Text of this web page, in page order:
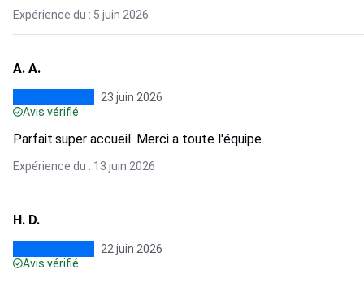
Expérience du : 5 juin 2026
A. A.
23 juin 2026
Avis vérifié
Parfait.super accueil. Merci a toute l'équipe.
Expérience du : 13 juin 2026
H. D.
22 juin 2026
Avis vérifié